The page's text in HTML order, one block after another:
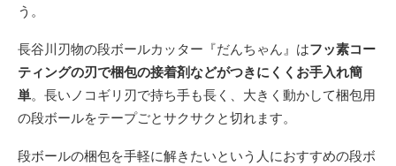
う。
長谷川刃物の段ボールカッター『だんちゃん』はフッ素コー
ティングの刃で梱包の接着剤などがつきにくくお手入れ簡
単。長いノコギリ刃で持ち手も長く、大きく動かして梱包用
の段ボールをテープごとサクサクと切れます。
段ボールの梱包を手軽に解きたいという人におすすめの段ボ